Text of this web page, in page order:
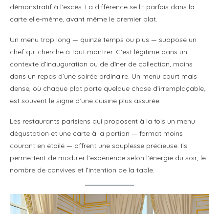
démonstratif à l’excès. La différence se lit parfois dans la
carte elle-même, avant même le premier plat.
Un menu trop long — quinze temps ou plus — suppose un
chef qui cherche à tout montrer. C’est légitime dans un
contexte d’inauguration ou de dîner de collection, moins
dans un repas d’une soirée ordinaire. Un menu court mais
dense, où chaque plat porte quelque chose d’irremplaçable,
est souvent le signe d’une cuisine plus assurée.
Les restaurants parisiens qui proposent à la fois un menu
dégustation et une carte à la portion — format moins
courant en étoilé — offrent une souplesse précieuse. Ils
permettent de moduler l’expérience selon l’énergie du soir, le
nombre de convives et l’intention de la table.